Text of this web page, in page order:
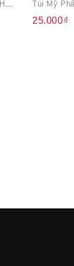
25.000₫